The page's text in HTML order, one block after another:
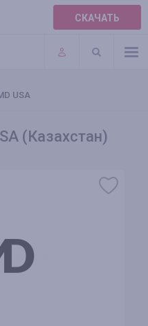
СКАЧАТЬ
USA
(Казахстан)